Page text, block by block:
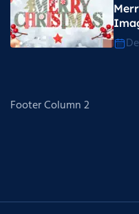
Footer Column 2